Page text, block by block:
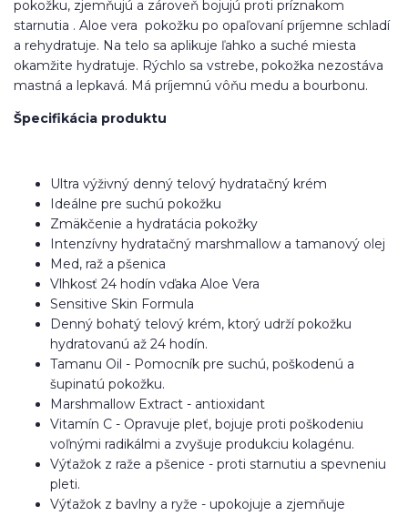
pokožku, zjemňujú a zároveň bojujú proti príznakom
starnutia . Aloe vera pokožku po opaľovaní príjemne schladí
a rehydratuje. Na telo sa aplikuje ľahko a suché miesta
okamžite hydratuje. Rýchlo sa vstrebe, pokožka nezostáva
mastná a lepkavá. Má príjemnú vôňu medu a bourbonu.
Špecifikácia produktu
Ultra výživný denný telový hydratačný krém
Ideálne pre suchú pokožku
Zmäkčenie a hydratácia pokožky
Intenzívny hydratačný marshmallow a tamanový olej
Med, raž a pšenica
Vlhkosť 24 hodín vďaka Aloe Vera
Sensitive Skin Formula
Denný bohatý telový krém, ktorý udrží pokožku
hydratovanú až 24 hodín.
Tamanu Oil - Pomocník pre suchú, poškodenú a
šupinatú pokožku.
Marshmallow Extract - antioxidant
Vitamín C - Opravuje pleť, bojuje proti poškodeniu
voľnými radikálmi a zvyšuje produkciu kolagénu.
Výťažok z raže a pšenice - proti starnutiu a spevneniu
pleti.
Výťažok z bavlny a ryže - upokojuje a zjemňuje